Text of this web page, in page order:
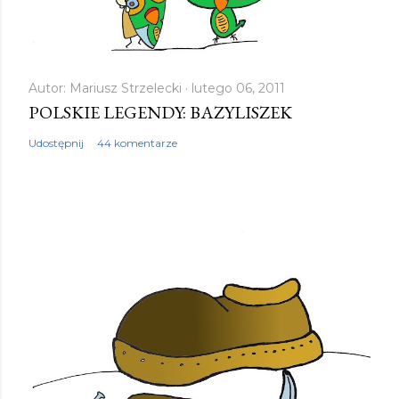
k
o
m
Autor: Mariusz Strzelecki lutego 06, 2011
POLSKIE LEGENDY: BAZYLISZEK
Udostępnij 44 komentarze